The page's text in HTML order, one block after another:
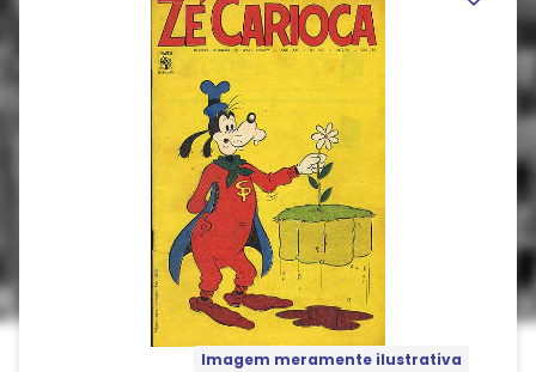
Imagem meramente ilustrativa